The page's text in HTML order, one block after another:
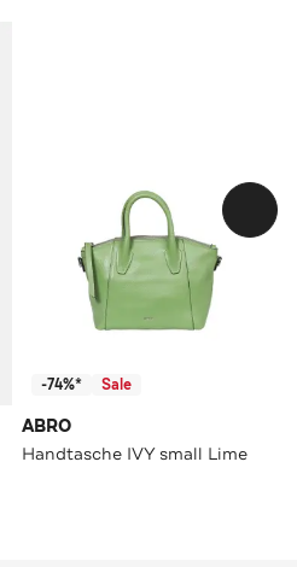
-74%* Sale
ABRO
Handtasche IVY small Lime